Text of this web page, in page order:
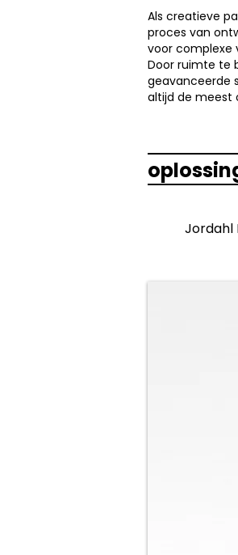
Als creatieve
proces van
voor complexe
Door ruimte te
geavanceerde
altijd de meest
Jordahl